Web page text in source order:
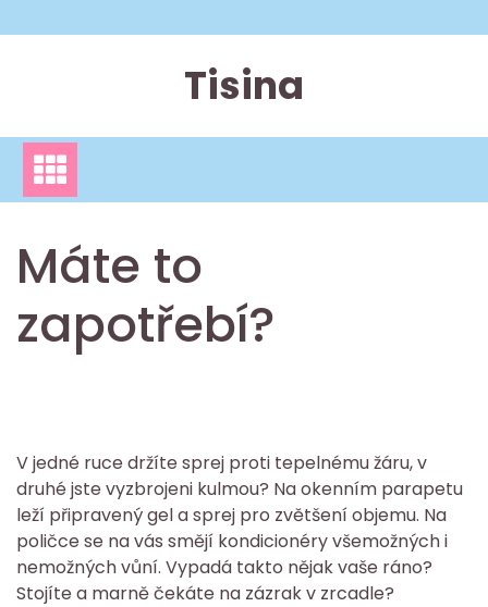
to
Tisina
Máte to
zapotřebí?
V jedné ruce držíte sprej proti tepelnému žáru, v
druhé jste vyzbrojeni kulmou? Na okenním parapetu
leží připravený gel a sprej pro zvětšení objemu. Na
poličce se na vás smějí kondicionéry všemožných i
nemožných vůní. Vypadá takto nějak vaše ráno?
Stojíte a marně čekáte na zázrak v zrcadle?